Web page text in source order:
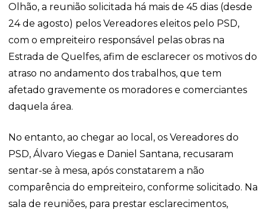
Olhão, a reunião solicitada há mais de 45 dias (desde
24 de agosto) pelos Vereadores eleitos pelo PSD,
com o empreiteiro responsável pelas obras na
Estrada de Quelfes, afim de esclarecer os motivos do
atraso no andamento dos trabalhos, que tem
afetado gravemente os moradores e comerciantes
daquela área.
No entanto, ao chegar ao local, os Vereadores do
PSD, Álvaro Viegas e Daniel Santana, recusaram
sentar-se à mesa, após constatarem a não
comparência do empreiteiro, conforme solicitado. Na
sala de reuniões, para prestar esclarecimentos,